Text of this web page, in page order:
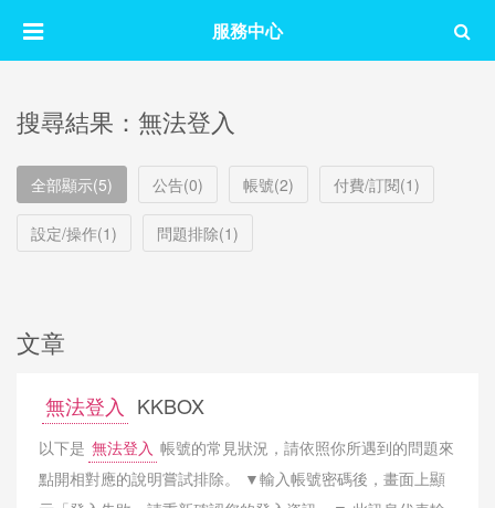
服務中心
搜尋結果：無法登入
全部顯示(5) 公告(0) 帳號(2) 付費/訂閱(1)
設定/操作(1) 問題排除(1)
文章
無法登入 KKBOX
以下是 無法登入 帳號的常見狀況，請依照你所遇到的問題來
點開相對應的說明嘗試排除。 ▼輸入帳號密碼後，畫面上顯